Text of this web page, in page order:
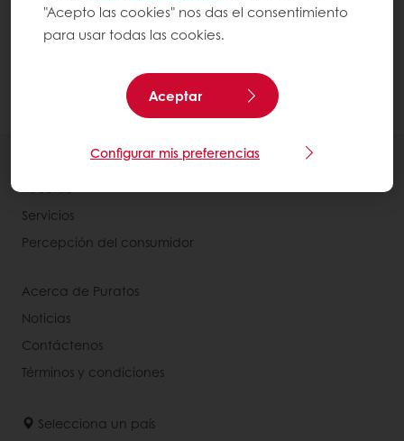
en el icono "Carrito" en la parte superior
derecha.
carrito no se indican en la sección "Mis
productos habituales".
"Acepto las cookies" nos das el consentimiento
para usar todas las cookies.
Aceptar
Configurar mis preferencias
Recetas
Servicios
Percepción del consumidor
Acerca de Puratos
Noticias
Contáctenos
Términos y condiciones
Selecciona un país